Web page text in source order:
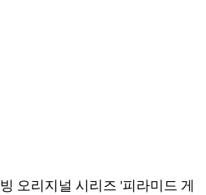
오리지널 시리즈 '피라미드 게